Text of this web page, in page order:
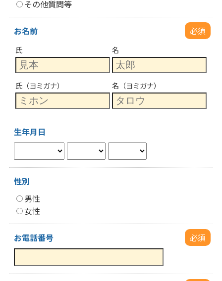
その他質問等
お名前 必須
氏 名
氏（ヨミガナ） 名（ヨミガナ）
生年月日
性別
男性
女性
お電話番号 必須